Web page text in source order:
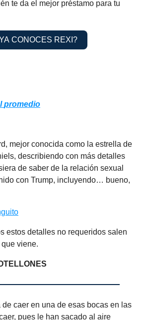
te da el mejor préstamo para tu
CONOCES REXI?
promedio
mejor conocida como la estrella de
describiendo con más detalles
de saber de la relación sexual
con Trump, incluyendo… bueno,
estos detalles no requeridos salen
viene.
caer en una de esas bocas en las
pues le han sacado al aire